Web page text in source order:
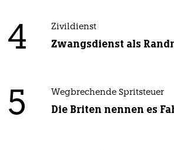
4 Zivildienst
Zwangsdienst als
5 Wegbrechende Spritsteuer
Die Briten nennen es